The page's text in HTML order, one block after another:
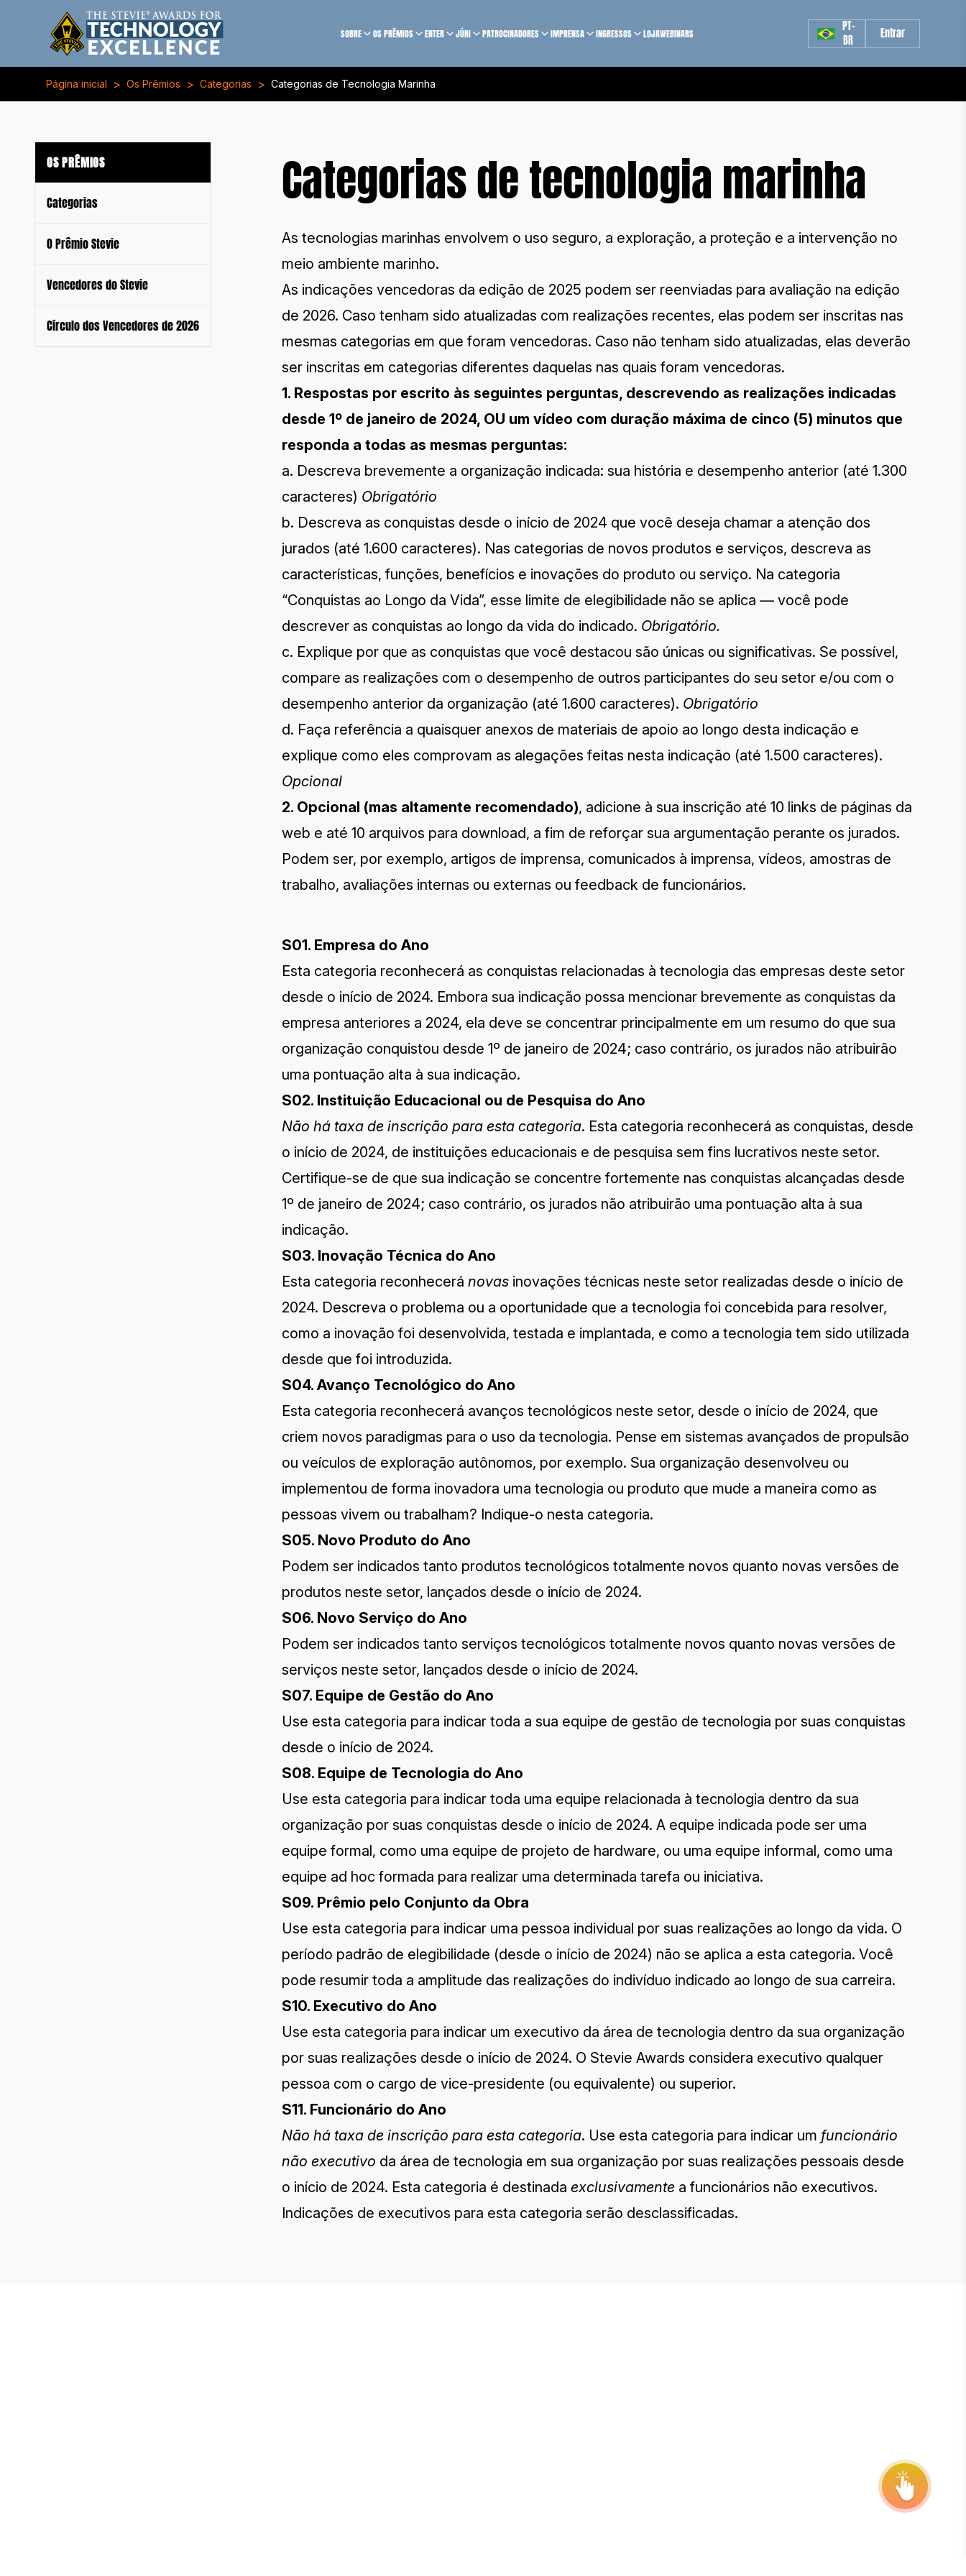
SOBRE OS PRÊMIOS ENTER JÚRI PATROCINADORES IMPRENSA INGRESSOS LOJAWEBINARS
PT-
BR
Entrar
Página inicial > Os Prêmios > Categorias > Categorias de Tecnologia Marinha
OS PRÊMIOS
Categorias
O Prêmio Stevie
Vencedores do Stevie
Círculo dos Vencedores de 2026
Categorias de tecnologia marinha
As tecnologias marinhas envolvem o uso seguro, a exploração, a proteção e a intervenção no
meio ambiente marinho.
As indicações vencedoras da edição de 2025 podem ser reenviadas para avaliação na edição
de 2026. Caso tenham sido atualizadas com realizações recentes, elas podem ser inscritas nas
mesmas categorias em que foram vencedoras. Caso não tenham sido atualizadas, elas deverão
ser inscritas em categorias diferentes daquelas nas quais foram vencedoras.
1. Respostas por escrito às seguintes perguntas, descrevendo as realizações indicadas
desde 1º de janeiro de 2024, OU um vídeo com duração máxima de cinco (5) minutos que
responda a todas as mesmas perguntas:
a. Descreva brevemente a organização indicada: sua história e desempenho anterior (até 1.300
caracteres) Obrigatório
b. Descreva as conquistas desde o início de 2024 que você deseja chamar a atenção dos
jurados (até 1.600 caracteres). ​​Nas categorias de novos produtos e serviços, descreva as
características, funções, benefícios e inovações do produto ou serviço. Na categoria
“Conquistas ao Longo da Vida”, esse limite de elegibilidade não se aplica — você pode
descrever as conquistas ao longo da vida do indicado. Obrigatório.
c. Explique por que as conquistas que você destacou são únicas ou significativas. Se possível,
compare as realizações com o desempenho de outros participantes do seu setor e/ou com o
desempenho anterior da organização (até 1.600 caracteres). Obrigatório
d. Faça referência a quaisquer anexos de materiais de apoio ao longo desta indicação e
explique como eles comprovam as alegações feitas nesta indicação (até 1.500 caracteres).
Opcional
2. Opcional (mas altamente recomendado), adicione à sua inscrição até 10 links de páginas da
web e até 10 arquivos para download, a fim de reforçar sua argumentação perante os jurados.
Podem ser, por exemplo, artigos de imprensa, comunicados à imprensa, vídeos, amostras de
trabalho, avaliações internas ou externas ou feedback de funcionários.
S01. Empresa do Ano
Esta categoria reconhecerá as conquistas relacionadas à tecnologia das empresas deste setor
desde o início de 2024. Embora sua indicação possa mencionar brevemente as conquistas da
empresa anteriores a 2024, ela deve se concentrar principalmente em um resumo do que sua
organização conquistou desde 1º de janeiro de 2024; caso contrário, os jurados não atribuirão
uma pontuação alta à sua indicação.
S02. Instituição Educacional ou de Pesquisa do Ano
Não há taxa de inscrição para esta categoria. Esta categoria reconhecerá as conquistas, desde
o início de 2024, de instituições educacionais e de pesquisa sem fins lucrativos neste setor.
Certifique-se de que sua indicação se concentre fortemente nas conquistas alcançadas desde
1º de janeiro de 2024; caso contrário, os jurados não atribuirão uma pontuação alta à sua
indicação.
S03. Inovação Técnica do Ano
Esta categoria reconhecerá novas inovações técnicas neste setor realizadas desde o início de
2024. Descreva o problema ou a oportunidade que a tecnologia foi concebida para resolver,
como a inovação foi desenvolvida, testada e implantada, e como a tecnologia tem sido utilizada
desde que foi introduzida.
S04. Avanço Tecnológico do Ano
Esta categoria reconhecerá avanços tecnológicos neste setor, desde o início de 2024, que
criem novos paradigmas para o uso da tecnologia. Pense em sistemas avançados de propulsão
ou veículos de exploração autônomos, por exemplo. Sua organização desenvolveu ou
implementou de forma inovadora uma tecnologia ou produto que mude a maneira como as
pessoas vivem ou trabalham? Indique-o nesta categoria.
S05. Novo Produto do Ano
Podem ser indicados tanto produtos tecnológicos totalmente novos quanto novas versões de
produtos neste setor, lançados desde o início de 2024.
S06. Novo Serviço do Ano
Podem ser indicados tanto serviços tecnológicos totalmente novos quanto novas versões de
serviços neste setor, lançados desde o início de 2024.
S07. Equipe de Gestão do Ano
Use esta categoria para indicar toda a sua equipe de gestão de tecnologia por suas conquistas
desde o início de 2024.
S08. Equipe de Tecnologia do Ano
Use esta categoria para indicar toda uma equipe relacionada à tecnologia dentro da sua
organização por suas conquistas desde o início de 2024. A equipe indicada pode ser uma
equipe formal, como uma equipe de projeto de hardware, ou uma equipe informal, como uma
equipe ad hoc formada para realizar uma determinada tarefa ou iniciativa.
S09. Prêmio pelo Conjunto da Obra
Use esta categoria para indicar uma pessoa individual por suas realizações ao longo da vida. O
período padrão de elegibilidade (desde o início de 2024) não se aplica a esta categoria. Você
pode resumir toda a amplitude das realizações do indivíduo indicado ao longo de sua carreira.
S10. Executivo do Ano
Use esta categoria para indicar um executivo da área de tecnologia dentro da sua organização
por suas realizações desde o início de 2024. O Stevie Awards considera executivo qualquer
pessoa com o cargo de vice-presidente (ou equivalente) ou superior.
S11. Funcionário do Ano
Não há taxa de inscrição para esta categoria. Use esta categoria para indicar um funcionário
não executivo da área de tecnologia em sua organização por suas realizações pessoais desde
o início de 2024. Esta categoria é destinada exclusivamente a funcionários não executivos.
Indicações de executivos para esta categoria serão desclassificadas.